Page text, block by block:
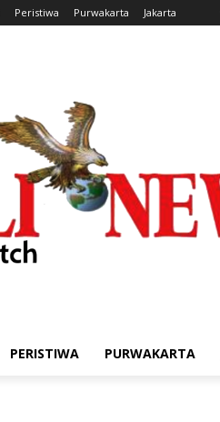
Peristiwa Purwakarta Jakarta
PERISTIWA PURWAKARTA